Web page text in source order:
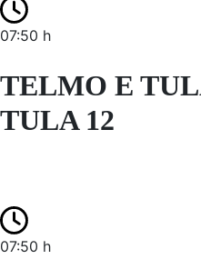
07:50 h
TELMO E
TULA 12
07:50 h